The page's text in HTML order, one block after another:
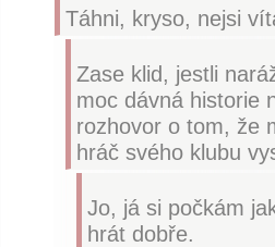
Táhni, kryso, nejsi
Zase klid, jestli
moc dávná historie
rozhovor o tom, že
hráč svého klubu
Jo, já si počkám
hrát dobře.